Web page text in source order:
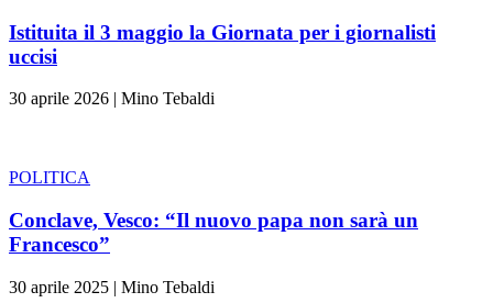
Istituita il 3 maggio la Giornata per i giornalisti
uccisi
30 aprile 2026 | Mino Tebaldi
POLITICA
Conclave, Vesco: “Il nuovo papa non sarà un
Francesco”
30 aprile 2025 | Mino Tebaldi